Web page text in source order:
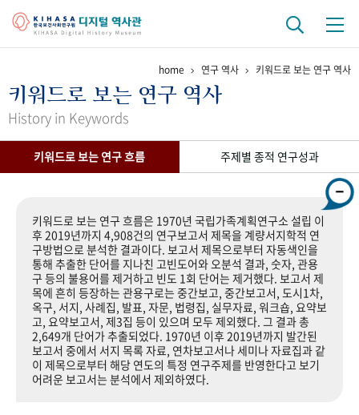
걸어온 길 기관 변천사 역대 기관장
연구 역사
기록물 아카이브
사진 아카이브 문서 기록물 행정박물 영상 기록물
+1주년 기념
성과 50선 숫자로 보는 50년 50+1주년 광장
세계와 함께 한 KIHASA
home 연구 역사 키워드로 보는 연구 역사
키워드로 보는 연구 역사
History in Keywords
키워드로 보는 연구 흐름 주제별 종적 연구성과
키워드로 보는 연구 흐름은 1970년 국립가족계획연구소 설립 이
후 2019년까지 4,908건의 연구보고서 제목을 계량서지학적 연
구방법으로 분석한 결과이다. 보고서 제목으로부터 자동색인을
통해 추출한 단어를 지나친 고빈도어와 오분석 결과, 숫자, 관용
구 등의 불용어를 제거하고 빈도 1회 단어는 제거했다. 보고서 제
목에 흔히 등장하는 관용구로는 중간보고, 중간보고서, 도시1차,
옥구, 서지, 사례집, 발표, 자문, 법령집, 실무자료, 워크숍, 요약보
고, 요약보고서, 제3집 등이 있으며 모두 제외했다. 그 결과 총
2,649개 단어가 추출되었다. 1970년 이후 2019년까지 발간된
보고서 중에서 서지 목록 자료, 연차보고서나 세미나 자료집과 같
이 제목으로부터 해당 연도의 특정 연구주제를 반영한다고 보기
어려운 보고서는 분석에서 제외하였다.